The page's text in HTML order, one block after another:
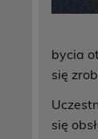
bycia
się
się